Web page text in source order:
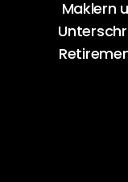
Maklern